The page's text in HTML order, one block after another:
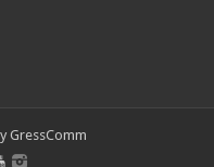
GressComm